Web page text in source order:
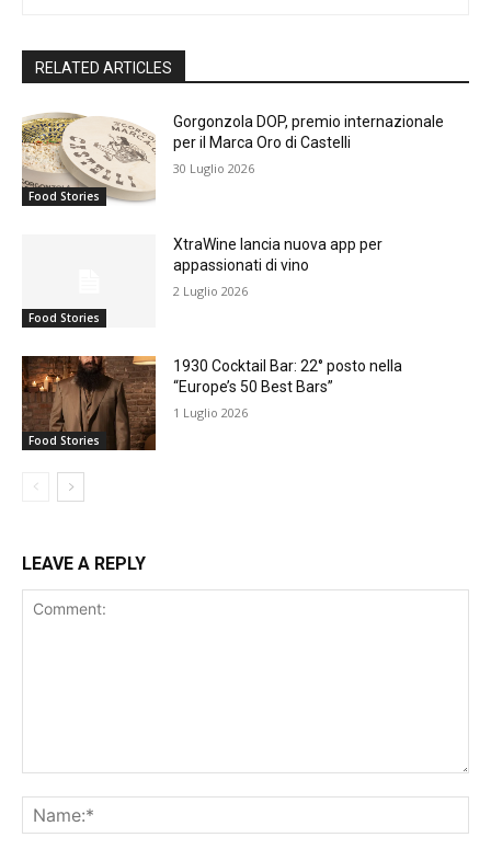
RELATED ARTICLES
Food Stories
Gorgonzola DOP, premio internazionale
per il Marca Oro di Castelli
30 Luglio 2026
Food Stories
XtraWine lancia nuova app per
appassionati di vino
2 Luglio 2026
Food Stories
1930 Cocktail Bar: 22° posto nella
“Europe’s 50 Best Bars”
1 Luglio 2026
LEAVE A REPLY